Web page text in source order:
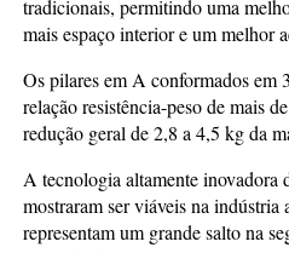
tradicionais, permitindo uma
mais espaço interior e um melhor
Os pilares em A conformados em
relação resistência-peso de mais
redução geral de 2,8 a 4,5 kg da
A tecnologia altamente inovadora
mostraram ser viáveis na
representam um grande salto na